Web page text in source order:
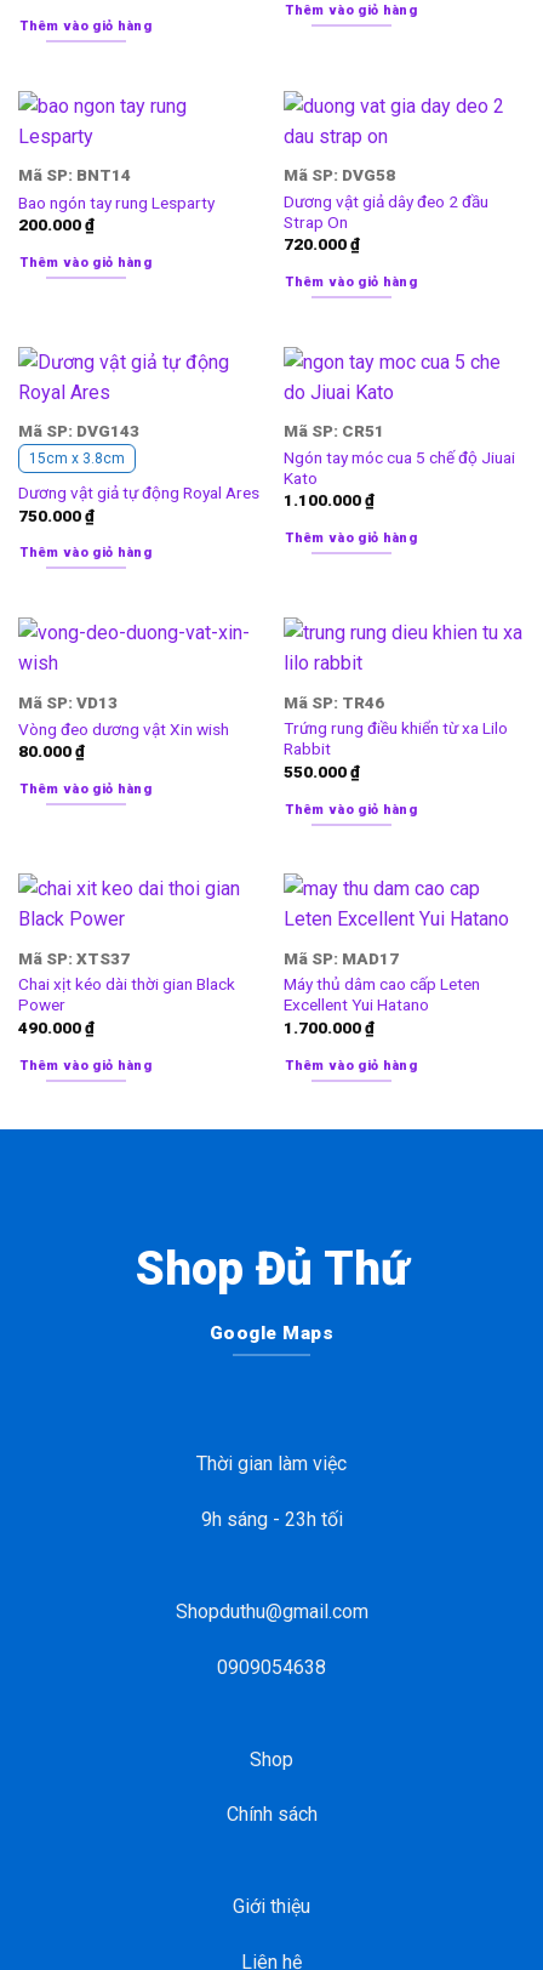
Thêm vào giỏ hàng
Thêm vào giỏ hàng
Mã SP: BNT14
Bao ngón tay rung Lesparty
200.000₫
Thêm vào giỏ hàng
Mã SP: DVG58
Dương vật giả dây đeo 2 đầu
Strap On
720.000₫
Thêm vào giỏ hàng
Mã SP: DVG143
15cm x 3.8cm
Dương vật giả tự động Royal Ares
750.000₫
Thêm vào giỏ hàng
Mã SP: CR51
Ngón tay móc cua 5 chế độ Jiuai
Kato
1.100.000₫
Thêm vào giỏ hàng
Mã SP: VD13
Vòng đeo dương vật Xin wish
80.000₫
Thêm vào giỏ hàng
Mã SP: TR46
Trứng rung điều khiển từ xa Lilo
Rabbit
550.000₫
Thêm vào giỏ hàng
Mã SP: XTS37
Chai xịt kéo dài thời gian Black
Power
490.000₫
Thêm vào giỏ hàng
Mã SP: MAD17
Máy thủ dâm cao cấp Leten
Excellent Yui Hatano
1.700.000₫
Thêm vào giỏ hàng
Shop Đủ Thứ
Google Maps
Thời gian làm việc
9h sáng - 23h tối
Shopduthu@gmail.com
0909054638
Shop
Chính sách
Giới thiệu
Liên hệ